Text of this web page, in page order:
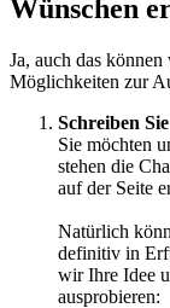
Wünschen
Ja, auch das
Möglichkeiten zur
Schreiben
Sie möchten
stehen die
auf der Seite
Natürlich
definitiv in
wir Ihre Idee
ausprobieren: